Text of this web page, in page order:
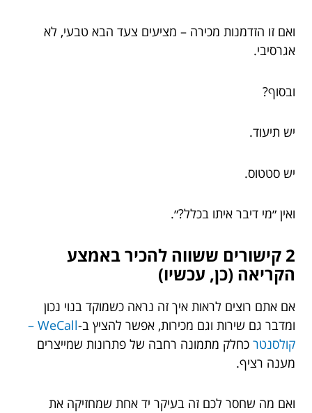
ואם זו הזדמנות מכירה – מציעים צעד הבא טבעי, לא
אגרסיבי.
ובסוף?
יש תיעוד.
יש סטטוס.
ואין ״מי דיבר איתו בכלל?״.
2 קישורים ששווה להכיר באמצע
הקריאה (כן, עכשיו)
אם אתם רוצים לראות איך זה נראה כשמוקד בנוי נכון
ומדבר גם שירות וגם מכירות, אפשר להציץ ב-
WeCall –
קולסנטר כחלק מתמונה רחבה של פתרונות שמייצרים
מענה רציף.
ואם מה שחסר לכם זה בעיקר יד אחת שמחזיקה את